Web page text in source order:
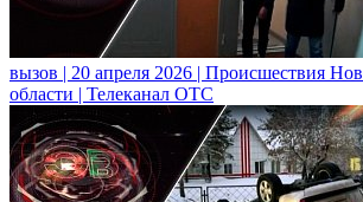
вызов | 20 апреля 2026 | Происшествия
области | Телеканал ОТС